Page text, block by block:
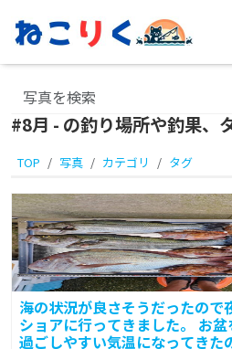
#8月 - の釣り場所や釣果、
TOP 写真 カテゴリ タグ
海の状況が良さそうだったので
ショアに行ってきました。 お
過ごしやすい気温になってきた